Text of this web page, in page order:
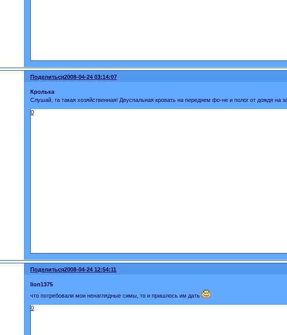
Поделиться2008-04-24 03:14:07
Кролька
Слушай, та такая хозяйственная! Двуспальная кровать на переднем фо-не и полог от дождя на
0
Поделиться2008-04-24 12:54:11
lion1375
что потребовали мои ненаглядные симы, то и пришлось им дать
0